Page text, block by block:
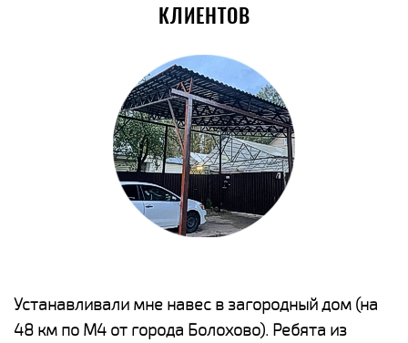
КЛИЕНТОВ
Устанавливали мне навес в загородный дом (на
48 км по М4 от города Болохово). Ребята из